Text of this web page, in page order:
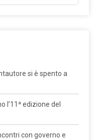
si è spento a
l’11ª edizione del
con governo e